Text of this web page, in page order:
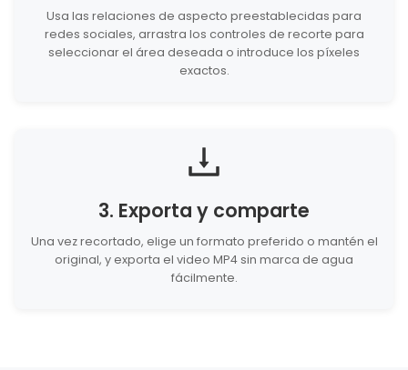
Usa las relaciones de aspecto preestablecidas para
redes sociales, arrastra los controles de recorte para
seleccionar el área deseada o introduce los píxeles
exactos.
3. Exporta y comparte
Una vez recortado, elige un formato preferido o mantén el
original, y exporta el video MP4 sin marca de agua
fácilmente.